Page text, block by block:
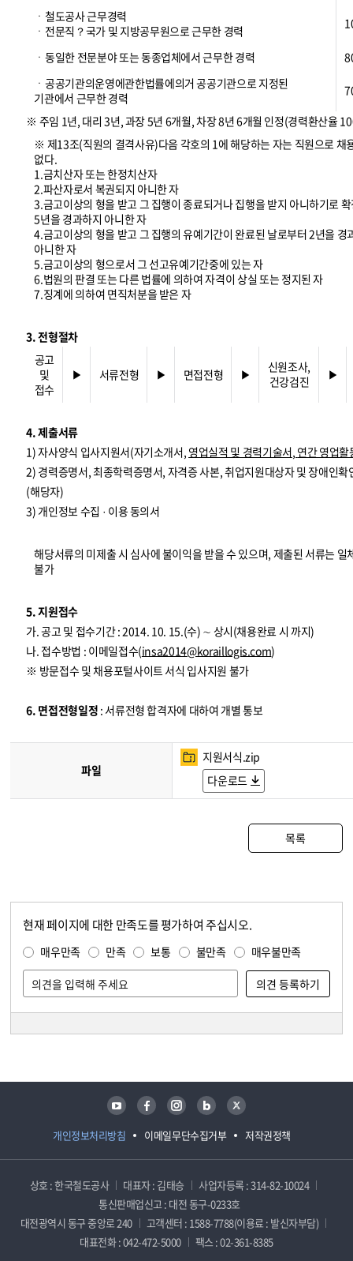
ㆍ철도공사 근무경력
ㆍ전문직？국가 및 지방공무원으로 근무한 경력
ㆍ동일한 전문분야 또는 동종업체에서 근무한 경력
ㆍ공공기관의운영에관한법률에의거 공공기관으로 지정된
기관에서 근무한 경력
※ 주임 1년, 대리 3년, 과장 5년 6개월, 차장 8년 6개월 인정(경력환산율
※ 제13조(직원의 결격사유)다음 각호의 1에 해당하는 자는 직원으로 채
없다.
1.금치산자 또는 한정치산자
2.파산자로서 복권되지 아니한 자
3.금고이상의 형을 받고 그 집행이 종료되거나 집행을 받지 아니하기로
5년을 경과하지 아니한 자
4.금고이상의 형을 받고 그 집행의 유예기간이 완료된 날로부터 2년을 경
아니한 자
5.금고이상의 형으로서 그 선고유예기간중에 있는 자
6.법원의 판결 또는 다른 법률에 의하여 자격이 상실 또는 정지된 자
7.징계에 의하여 면직처분을 받은 자
3. 전형절차
공고
및
접수
▶ 서류전형 ▶ 면접전형 ▶
신원조사,
건강검진
▶
4. 제출서류
1) 자사양식 입사지원서(자기소개서, 영업실적 및 경력기술서, 연간 영업활
2) 경력증명서, 최종학력증명서, 자격증 사본, 취업지원대상자 및 장애인확
(해당자)
3) 개인정보 수집 · 이용 동의서
해당서류의 미제출 시 심사에 불이익을 받을 수 있으며, 제출된 서류는 일
불가
5. 지원접수
가. 공고 및 접수기간 : 2014. 10. 15.(수) ∼ 상시(채용완료 시 까지)
나. 접수방법 : 이메일접수(insa2014@koraillogis.com)
※ 방문접수 및 채용포털사이트 서식 입사지원 불가
6. 면접전형일정 : 서류전형 합격자에 대하여 개별 통보
파일
지원서식.zip
다운로드
목록
현재 페이지에 대한 만족도를 평가하여 주십시오.
매우만족 만족 보통 불만족 매우불만족
개인정보처리방침 이메일무단수집거부 저작권정책
유튜브 페이스북 인스타그램 블로그 트위터
상호 : 한국철도공사 대표자 : 김태승
사업자등록 : 314-82-10024
통신판매업신고 : 대전 동구-0233호
대전광역시 동구 중앙로 240
고객센터 : 1588-7788(이용료 : 발신자부담)
대표전화 : 042-472-5000
팩스 : 02-361-8385